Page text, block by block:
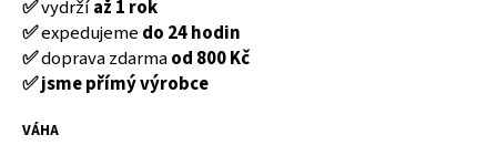
✅vydržíaž 1 rok
✅expedujemedo 24 hodin
✅doprava zdarmaod 800 Kč
✅ jsme přímý výrobce
VÁHA
e
INDIANA
HOVĚZÍ